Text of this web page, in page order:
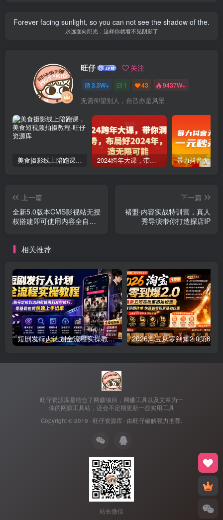
Forever facing sunlight, so you can not see the shadow of the.
永远面向阳光，这样你就看不见阴影了
旺仔 关注
3.3W+ 1 43 9437W+
无需仰望别人，自己亦是风景
美食摄影线上陪跑课，美食短视频拍摄教程 2024跨年大课，​带你洞察趋势，布局好2024年，创造无限可能
上一篇
全新5.0版本CMS影视站无授
权搭建即可使用内容全自动
下一篇
褚盟·内容实战特训营，真人
秀导演带你打造探店IP
相关推荐
短剧发行人计划全流程实操教程；从账号定位到选剧剪辑再到发布技巧，零基础也能快速上手出单
旺仔资源库是结合了网赚项目，网赚工具以及文章为一
体的网赚工具站，还会不定期更新一些实用工具
Copyright © 2019 · 旺仔资源库 · 由旺仔破解强力推荐.
站长微信